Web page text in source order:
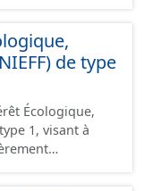
partie, en sites
Protectionde type
Écologique,
1, visant à